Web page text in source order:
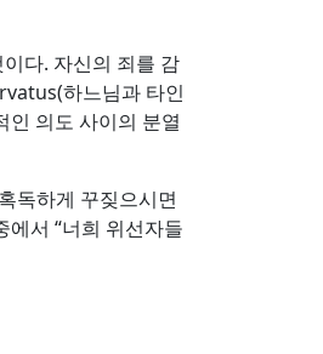
다. 자신의 죄를 감
하느님과 타인
의도 사이의 분열
독하게 꾸짖으시면
서 “너희 위선자들